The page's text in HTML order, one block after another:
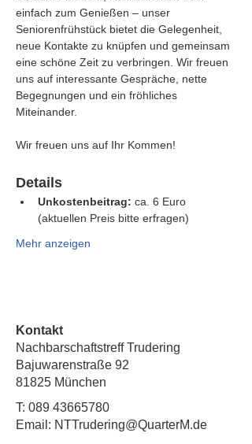
einfach zum Genießen – unser
Seniorenfrühstück bietet die Gelegenheit,
neue Kontakte zu knüpfen und gemeinsam
eine schöne Zeit zu verbringen. Wir freuen
uns auf interessante Gespräche, nette
Begegnungen und ein fröhliches
Miteinander.
Wir freuen uns auf Ihr Kommen!
Details
Unkostenbeitrag: ca. 6 Euro
(aktuellen Preis bitte erfragen)
Mehr anzeigen
Kontakt
Nachbarschaftstreff Trudering
Bajuwarenstraße 92
81825 München
T: 089 43665780
Email: NTTrudering@QuarterM.de